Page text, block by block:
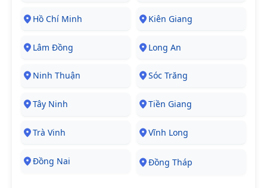
Hồ Chí Minh Kiên Giang
Lâm Đồng Long An
Ninh Thuận Sóc Trăng
Tây Ninh Tiền Giang
Trà Vinh Vĩnh Long
Đồng Nai Đồng Tháp